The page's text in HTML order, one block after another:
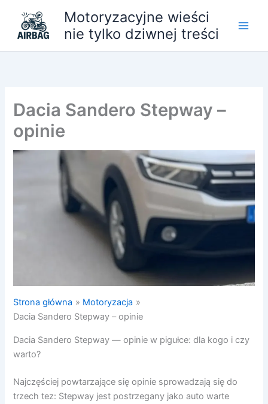
treści
Motoryzacyjne wieści
nie tylko dziwnej treści
Dacia Sandero Stepway –
opinie
Strona główna
Motoryzacja
Dacia Sandero Stepway – opinie
Dacia Sandero Stepway — opinie w pigułce: dla kogo i czy
warto?
Najczęściej powtarzające się opinie sprowadzają się do
trzech tez: Stepway jest postrzegany jako auto warte